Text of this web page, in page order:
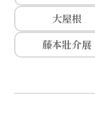
大屋根
藤本壯介展